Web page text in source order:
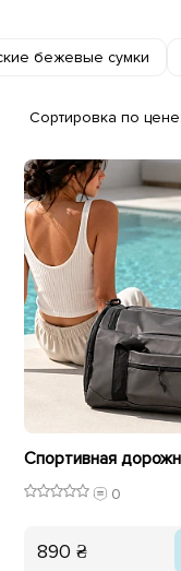
бежевые сумки
Сортировка по цене:
0
890 ₴